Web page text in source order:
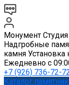
Монумент Студия
Надгробные
камня
Ежедневно с
+7 (926) 736-72-
Каталог